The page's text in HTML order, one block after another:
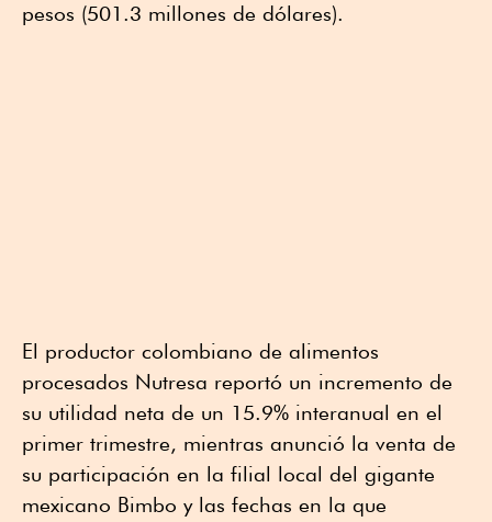
pesos (501.3 millones de dólares).
El productor colombiano de alimentos
procesados Nutresa reportó un incremento de
su utilidad neta de un 15.9% interanual en el
primer trimestre, mientras anunció la venta de
su participación en la filial local del gigante
mexicano Bimbo y las fechas en la que